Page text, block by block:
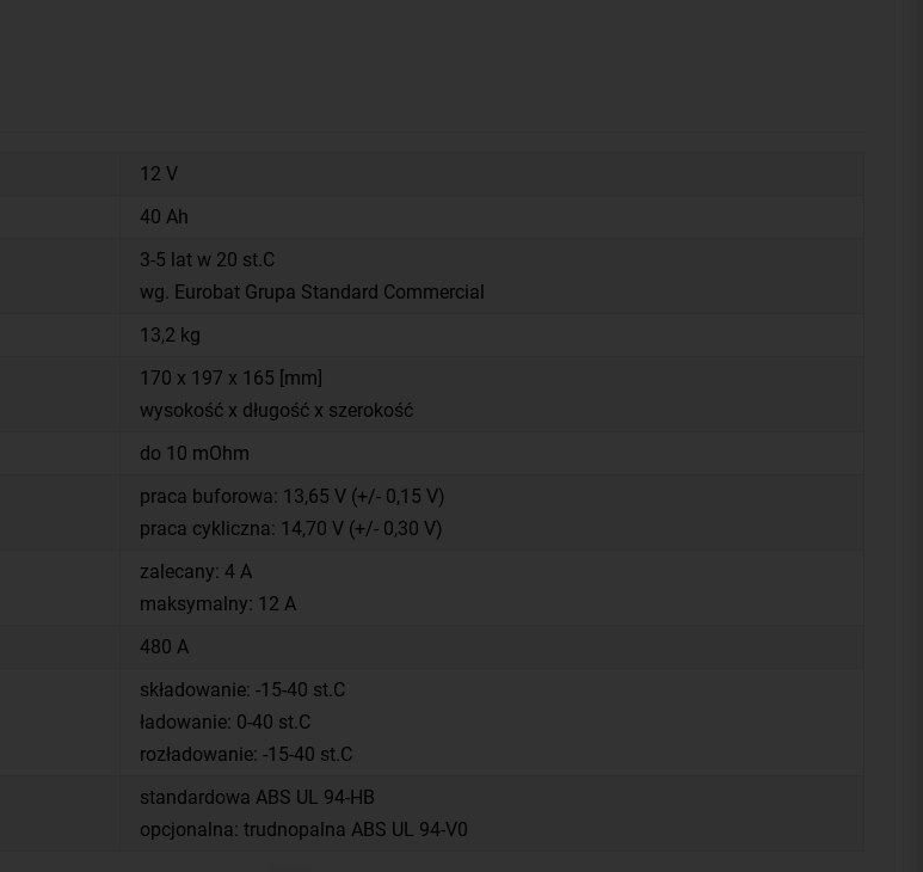
12 V
40 Ah
3-5 lat w 20 st.C
wg. Eurobat Grupa Standard Commercial
13,2 kg
170 x 197 x 165 [mm]
wysokość x długość x szerokość
do 10 mOhm
praca buforowa: 13,65 V (+/- 0,15 V)
praca cykliczna: 14,70 V (+/- 0,30 V)
zalecany: 4 A
maksymalny: 12 A
480 A
składowanie: -15-40 st.C
ładowanie: 0-40 st.C
rozładowanie: -15-40 st.C
standardowa ABS UL 94-HB
opcjonalna: trudnopalna ABS UL 94-V0